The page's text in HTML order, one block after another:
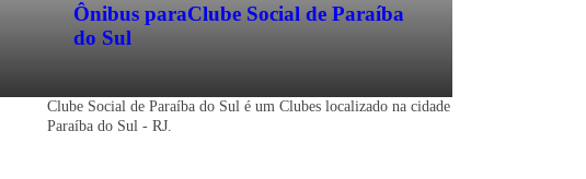
Ônibus paraClube Social de Paraíba
do Sul
Clube Social de Paraíba do Sul é um Clubes localizado na cidade
Paraíba do Sul - RJ.